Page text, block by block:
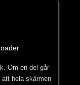
Om en del går
hela skärmen